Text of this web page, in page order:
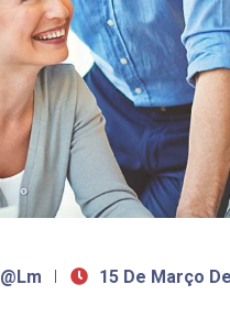
15 De Março